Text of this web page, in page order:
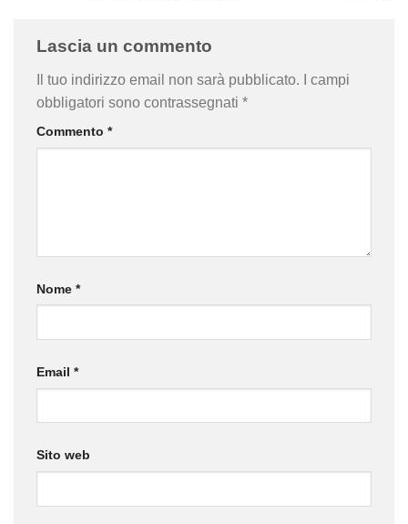
Lascia un commento
Il tuo indirizzo email non sarà pubblicato.
I campi
obbligatori sono contrassegnati *
Commento *
Nome *
Email *
Sito web